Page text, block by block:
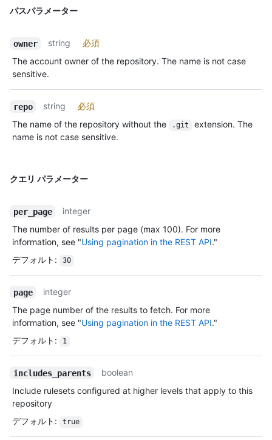
パスパラメーター
owner string
必須
The account owner of the repository. The name is not case
sensitive.
repo string
必須
The name of the repository without the
.git
extension. The
name is not case sensitive.
クエリ パラメーター
per_page
integer
The number of results per page (max 100). For more
information, see "Using pagination in the REST API."
デフォルト : 30
page
integer
The page number of the results to fetch. For more
information, see "Using pagination in the REST API."
デフォルト : 1
includes_parents
boolean
Include rulesets configured at higher levels that apply to this
repository
デフォルト : true